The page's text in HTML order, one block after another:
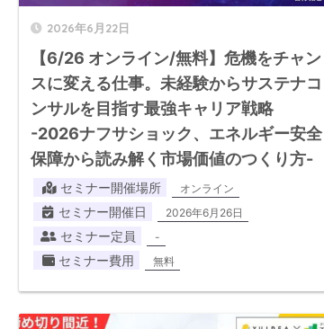
2026年6月22日
【6/26 オンライン/無料】危機をチャン
スに変える仕事。未経験からサステナコ
ンサルを目指す最強キャリア戦略
-2026ナフサショック、エネルギー安全
保障から読み解く市場価値のつくり方-
セミナー開催場所 オンライン
セミナー開催日 2026年6月26日
セミナー定員 -
セミナー費用 無料